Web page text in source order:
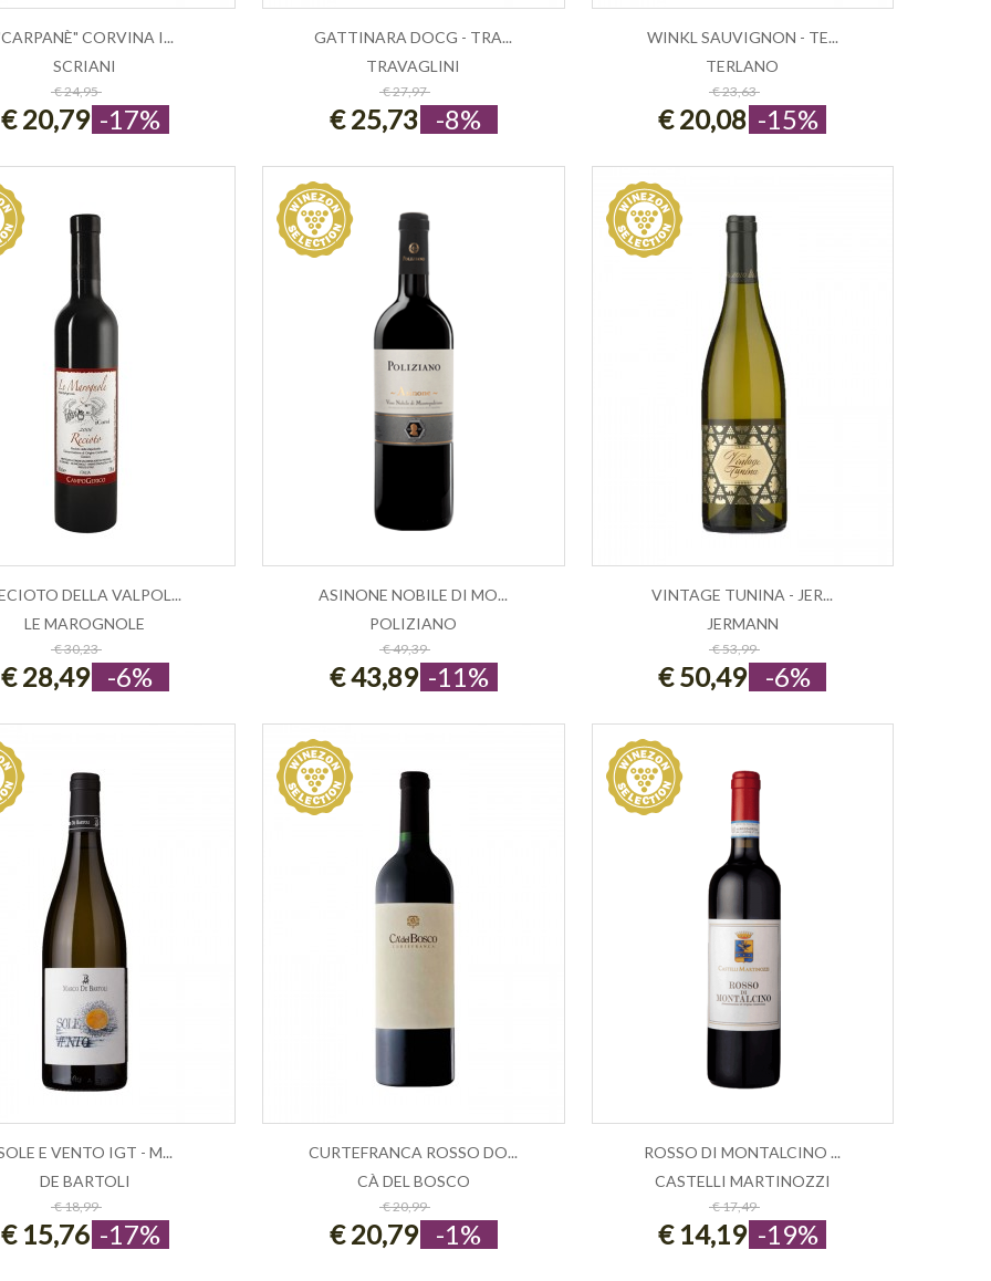
ESAURITO
CORVINA I...
SCRIANI
€ 24,95
€ 20,79 -17%
ESAURITO
GATTINARA DOCG - TRA...
TRAVAGLINI
€ 27,97
€ 25,73 -8%
ESAURITO
WINKL SAUVIGNON - TE...
TERLANO
€ 23,63
€ 20,08 -15%
ESAURITO
DELLA VALPOL...
LE MAROGNOLE
€ 30,23
€ 28,49 -6%
ESAURITO
ASINONE NOBILE DI MO...
POLIZIANO
€ 49,39
€ 43,89 -11%
ESAURITO
VINTAGE TUNINA - JER...
JERMANN
€ 53,99
€ 50,49 -6%
ESAURITO
E VENTO IGT - M...
DE BARTOLI
€ 18,99
€ 15,76 -17%
ESAURITO
CURTEFRANCA ROSSO DO...
CÀ DEL BOSCO
€ 20,99
€ 20,79 -1%
ESAURITO
ROSSO DI MONTALCINO ...
CASTELLI MARTINOZZI
€ 17,49
€ 14,19 -19%